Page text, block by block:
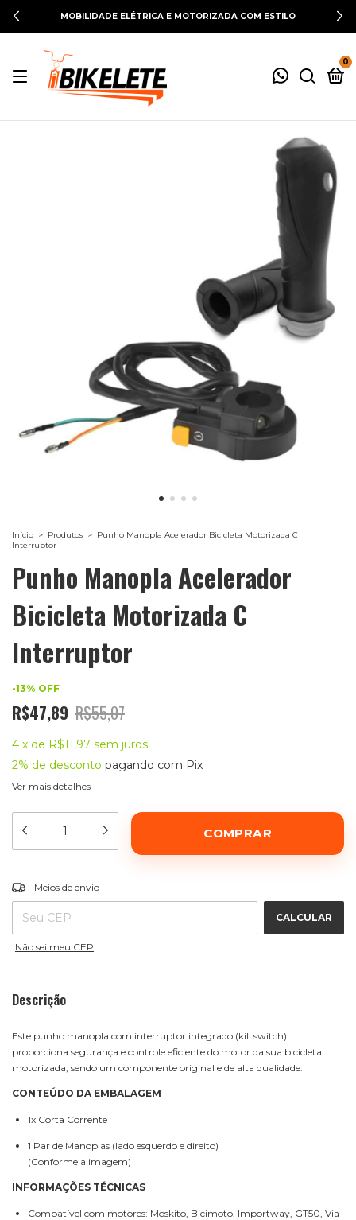
MOBILIDADE ELÉTRICA E MOTORIZADA COM ESTILO
0
Início > Produtos > Punho Manopla Acelerador Bicicleta Motorizada C
Interruptor
Punho Manopla Acelerador
Bicicleta Motorizada C
Interruptor
-13% OFF
R$47,89 R$55,07
4 x de R$11,97 sem juros
2% de desconto pagando com Pix
Ver mais detalhes
Entregas para o CEP:
Meios de envio
CALCULAR
Não sei meu CEP
Descrição
Este punho manopla com interruptor integrado (kill switch)
proporciona segurança e controle eficiente do motor da sua bicicleta
motorizada, sendo um componente original e de alta qualidade.
CONTEÚDO DA EMBALAGEM
1x Corta Corrente
1 Par de Manoplas (lado esquerdo e direito)
(Conforme a imagem)
INFORMAÇÕES TÉCNICAS
Compatível com motores: Moskito, Bicimoto, Importway, GT50, Via